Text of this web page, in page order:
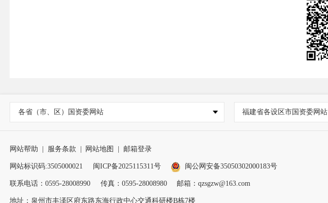
各省（市、区）国资委网站 福建省各设区市国资委网站
网站帮助 服务条款 网站地图 邮箱登录
网站标识码:3505000021 闽ICP备2025115311号 闽公网安备35050302000183号
联系电话：0595-28008990 传真：0595-28008980 邮箱：qzsgzw@163.com
地址：泉州市丰泽区府东路东海行政中心交通科研楼B栋7楼